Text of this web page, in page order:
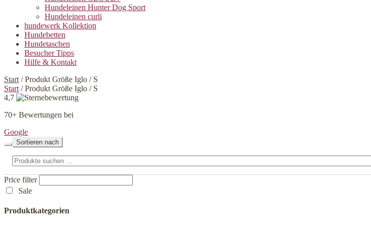
Hundeleinen Hunter Dog Sport
Hundeleinen curli
hundewerk Kollektion
Hundebetten
Hundetaschen
Besucher Tipps
Hilfe & Kontakt
Start /Produkt Größe Iglo / S
Start /Produkt Größe Iglo / S
4,7
70+ Bewertungen bei
Google
Sortieren nach
Suchen
nach:
Price filter
Sale
Produktkategorien